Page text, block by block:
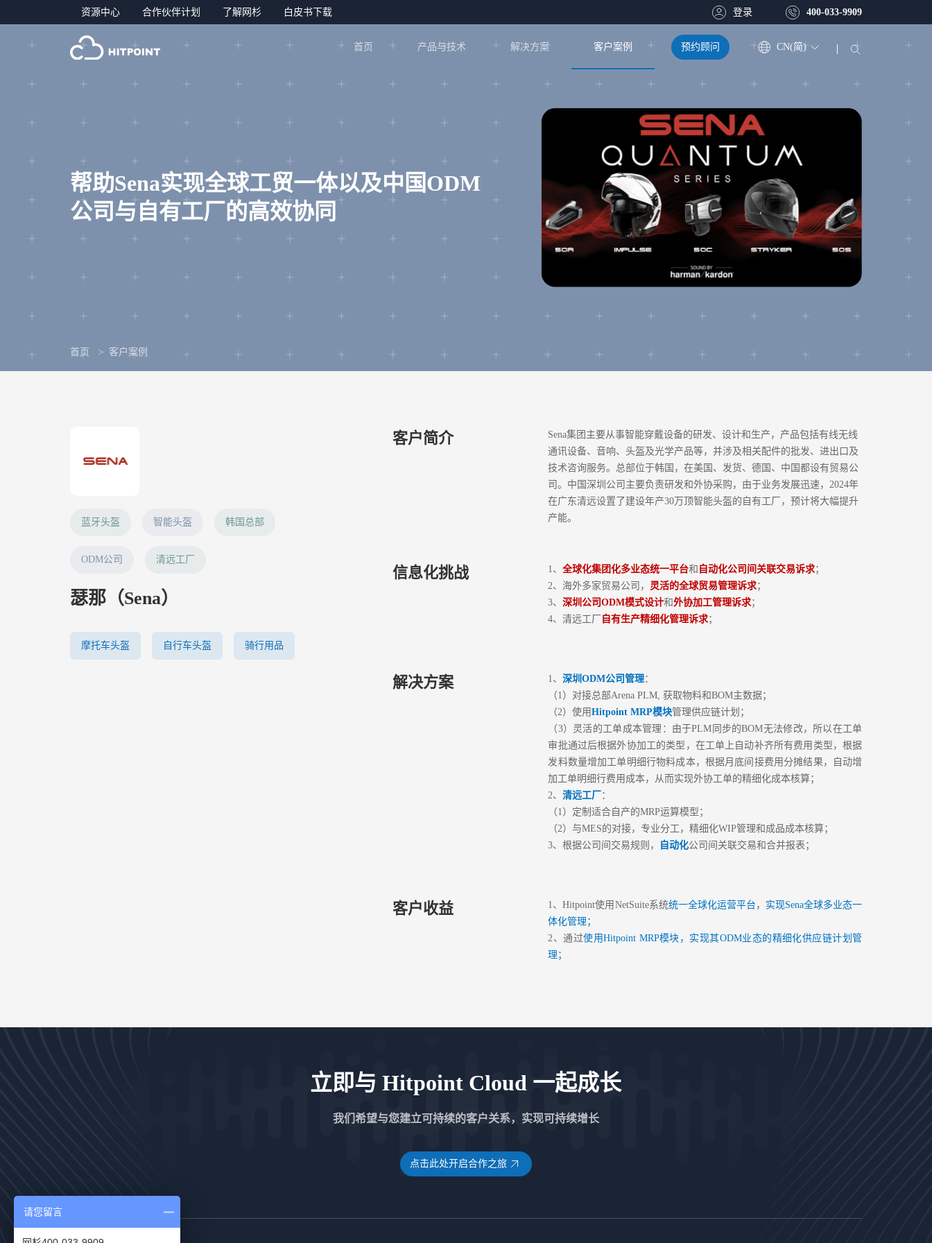
资源中心 合作伙伴计划 了解网杉 白皮书下载 登录 400-033-9909
首页 产品与技术 解决方案 客户案例 预约顾问 CN(简)
帮助Sena实现全球工贸一体以及中国ODM
公司与自有工厂的高效协同
首页 客户案例
蓝牙头盔 智能头盔 韩国总部
ODM公司 清远工厂
瑟那（Sena）
摩托车头盔 自行车头盔 骑行用品
客户简介
Sena集团主要从事智能穿戴设备的研发、设计和生产，产品包括有线无线
通讯设备、音响、头盔及光学产品等，并涉及相关配件的批发、进出口及
技术咨询服务。总部位于韩国，在美国、发货、德国、中国都设有贸易公
司。中国深圳公司主要负责研发和外协采购，由于业务发展迅速，2024年
在广东清远设置了建设年产30万顶智能头盔的自有工厂，预计将大幅提升
产能。
信息化挑战 1、全球化集团化多业态统一平台和 自动化公司间关联交易诉求；
2、海外多家贸易公司， 灵活的全球贸易管理诉求；
3、深圳公司ODM模式设计和外协加工管理诉求；
4、清远工厂
自有生产精细化管理诉求；
解决方案 1、深圳ODM公司管理：
（1）对接总部Arena PLM, 获取物料和BOM主数据；
（2）使用Hitpoint MRP模块管理供应链计划；
（3）灵活的工单成本管理：由于PLM同步的BOM无法修改，所以在工单
审批通过后根据外协加工的类型，在工单上自动补齐所有费用类型，根据
发料数量增加工单明细行物料成本，根据月底间接费用分摊结果，自动增
加工单明细行费用成本，从而实现外协工单的精细化成本核算；
2、清远工厂
：
（1）定制适合自产的MRP运算模型；
（2）与MES的对接，专业分工，精细化WIP管理和成品成本核算；
3、根据公司间交易规则，
自动化公司间关联交易和合并报表；
客户收益 1、Hitpoint使用NetSuite系统统一全球化运营平台 ， 实现Sena全球多业态一
体化管理；
2、通过使用Hitpoint MRP模块，实现其ODM业态的精细化供应链计划管
理；
立即与 Hitpoint Cloud 一起成长
我们希望与您建立可持续的客户关系，实现可持续增长
点击此处开启合作之旅
申请试用
请您留言